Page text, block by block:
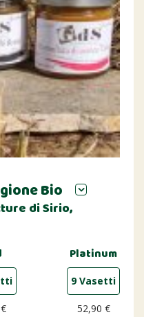
Bio
di Sirio,
Platinum
9 Vasetti
52,90 €